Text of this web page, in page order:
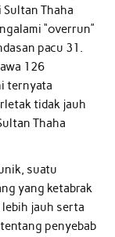
Sultan Thaha
“overrun”
pacu 31.
126
ternyata
tidak jauh
Thaha
suatu
yang ketabrak
jauh serta
penyebab